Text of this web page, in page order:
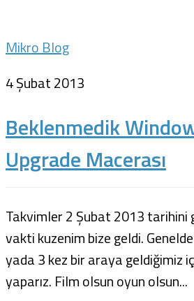
Mikro Blog
4 Şubat 2013
Beklenmedik
Upgrade Macerası
Takvimler 2 Şubat 2013 tarihini
vakti kuzenim bize geldi.
yada 3 kez bir araya geldiğimiz
yaparız. Film olsun oyun olsun...